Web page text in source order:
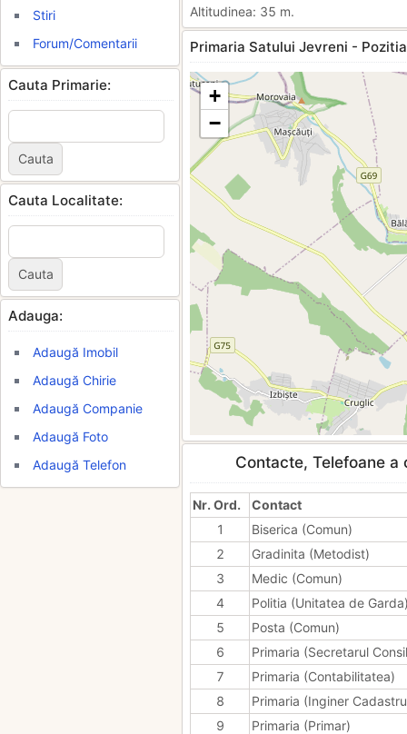
Stiri
Forum/Comentarii
Cauta Primarie:
Cauta Localitate:
Adauga:
Adaugă Imobil
Adaugă Chirie
Adaugă Companie
Adaugă Foto
Adaugă Telefon
Altitudinea: 35 m.
Primaria Satului Jevreni -
+
−
Contacte, Telefoane
Nr. Ord.
Contact
1
Biserica (Comun)
2
Gradinita (Metodist)
3
Medic (Comun)
4
Politia (Unitatea de
5
Posta (Comun)
6
Primaria (Secretarul
7
Primaria (Contabilitatea)
8
Primaria (Inginer
9
Primaria (Primar)